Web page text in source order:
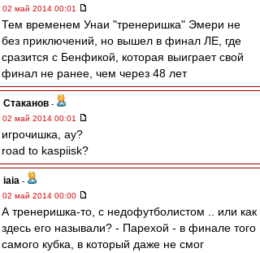
02 май 2014 00:01
Тем временем Унаи "тренеришка" Эмери не
без приключений, но вышел в финал ЛЕ, где
сразится с Бенфикой, которая выиграет свой
финал не ранее, чем через 48 лет
Cтаканов -
02 май 2014 00:01
игрочишка, ау?
road to kaspiisk?
iaia -
02 май 2014 00:00
А тренеришка-то, с недофутболистом .. или как
здесь его называли? - Парехой - в финале того
самого кубка, в который даже не смог